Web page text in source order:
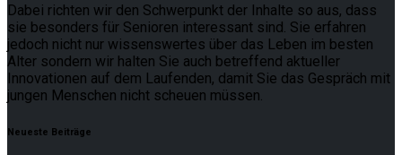
Dabei richten wir den Schwerpunkt der Inhalte so aus, dass
sie besonders für Senioren interessant sind. Sie erfahren
jedoch nicht nur wissenswertes über das Leben im besten
Alter sondern wir halten Sie auch betreffend aktueller
Innovationen auf dem Laufenden, damit Sie das Gespräch mit
jungen Menschen nicht scheuen müssen.
Neueste Beiträge